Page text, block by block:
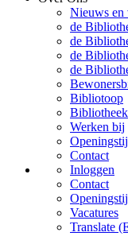
Nieuws en
de
de
de
de
Bibliotoop
Werken bij
Contact
Inloggen
Contact
Vacatures
Translate